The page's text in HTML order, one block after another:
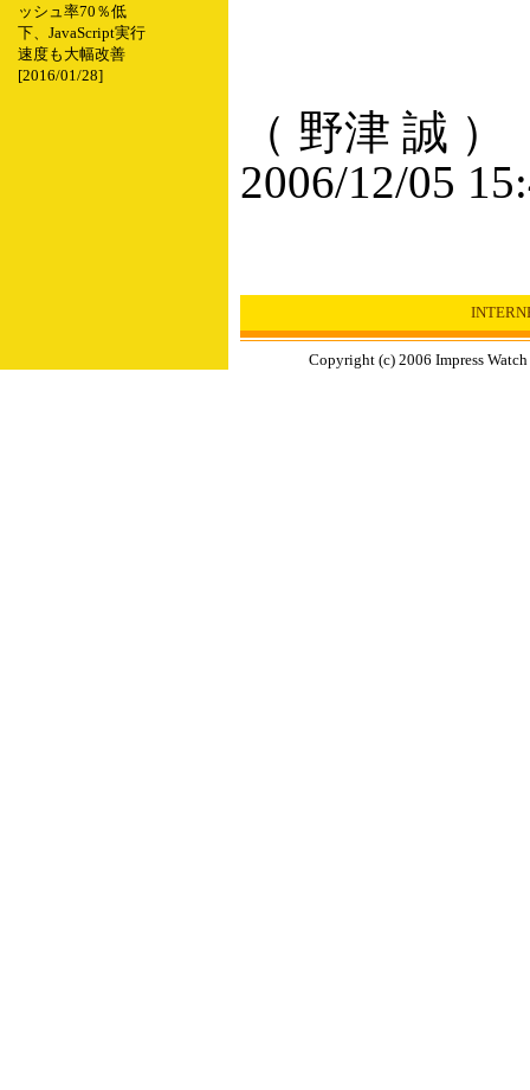
ッシュ率70％低
下、JavaScript実行
速度も大幅改善
[2016/01/28]
（ 野津 誠 ）
2006/12/05
Copyright (c) 2006 Impress